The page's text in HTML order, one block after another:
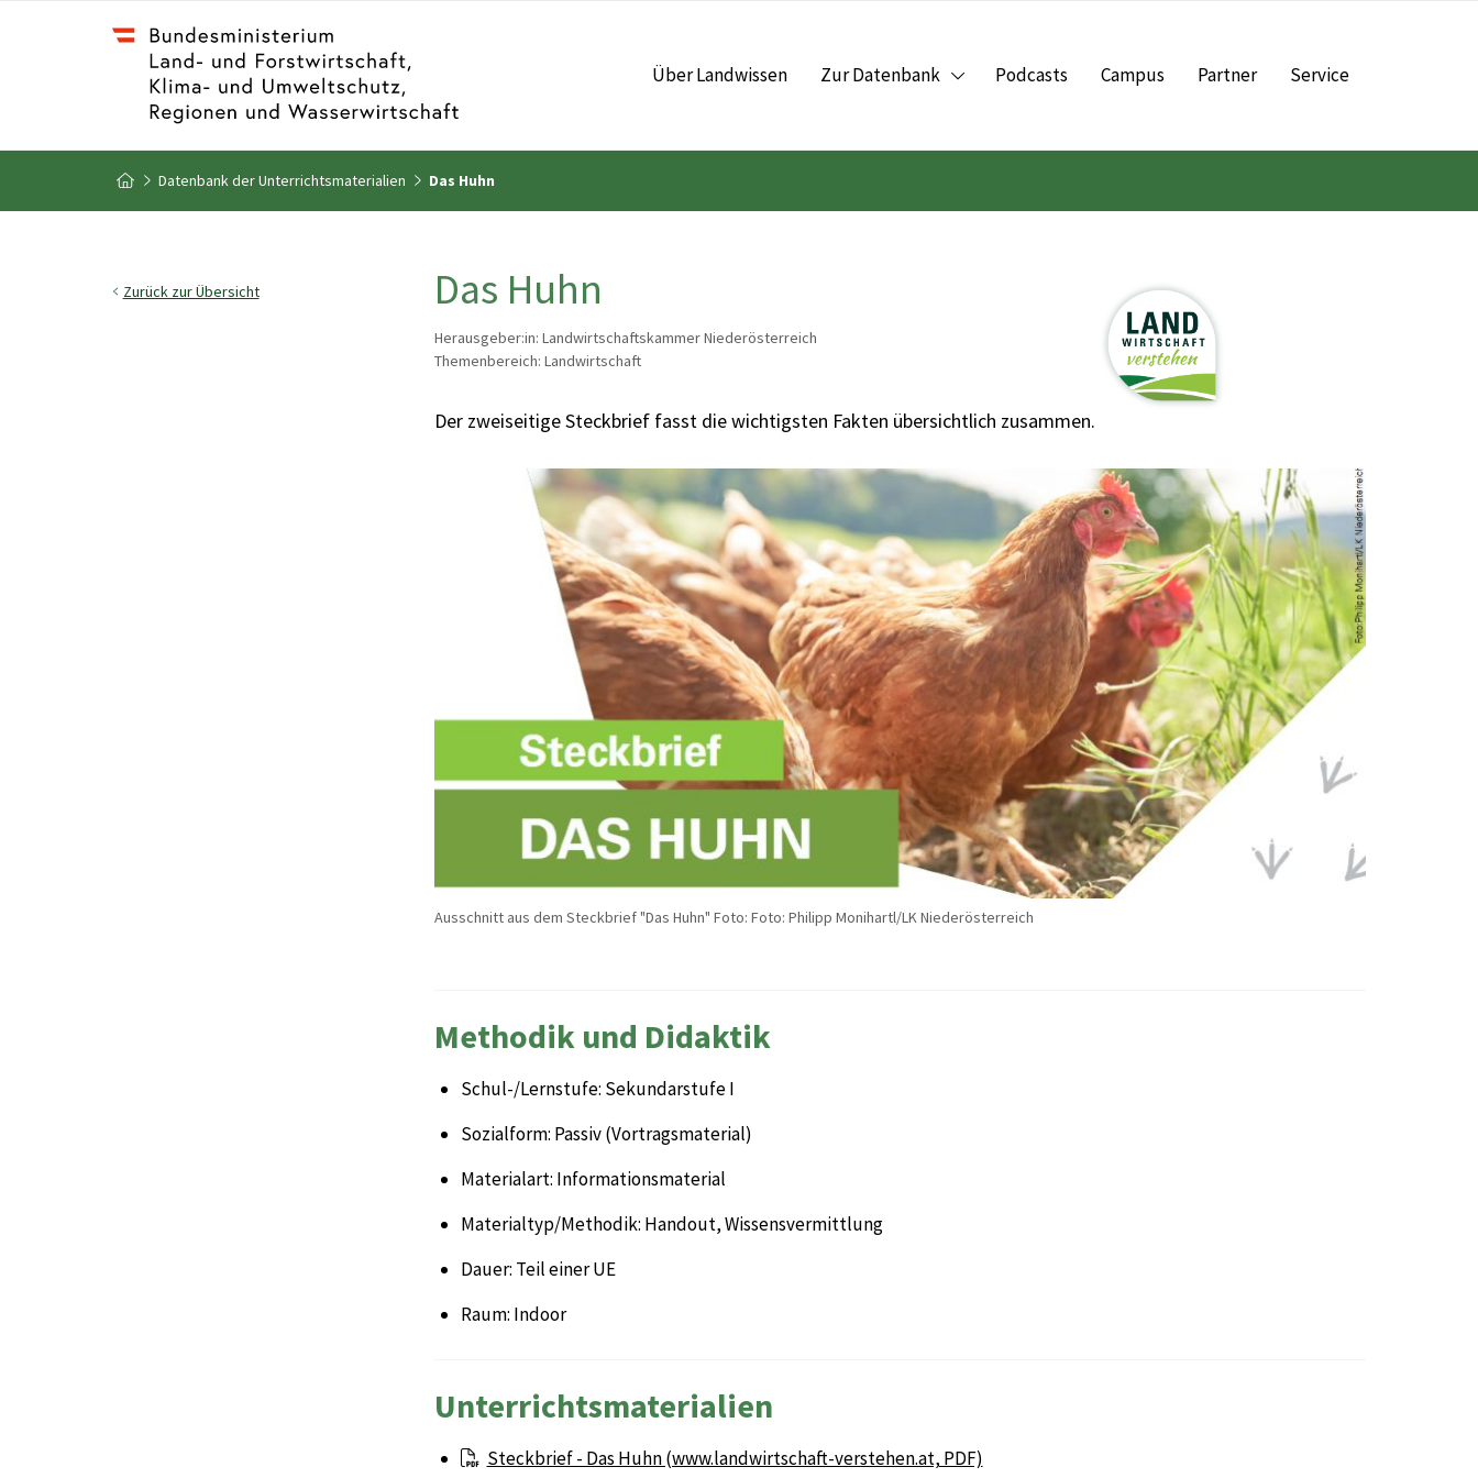
Zum Inhalt
Zum Inhaltsverzeichnis
Zur Startseite
Über Landwissen Zur Datenbank Podcasts Campus Partner Service
Datenbank der Unterrichtsmaterialien Das Huhn
Zurück zur Übersicht Das Huhn
Herausgeber:in: Landwirtschaftskammer Niederösterreich
Themenbereich: Landwirtschaft
Der zweiseitige Steckbrief fasst die wichtigsten Fakten übersichtlich zusammen.
Ausschnitt aus dem Steckbrief "Das Huhn" Foto: Foto: Philipp Monihartl/LK Niederösterreich
Methodik und Didaktik
Schul-/Lernstufe: Sekundarstufe I
Sozialform: Passiv (Vortragsmaterial)
Materialart: Informationsmaterial
Materialtyp/Methodik: Handout, Wissensvermittlung
Dauer: Teil einer UE
Raum: Indoor
Unterrichtsmaterialien
Steckbrief - Das Huhn (www.landwirtschaft-verstehen.at, PDF)